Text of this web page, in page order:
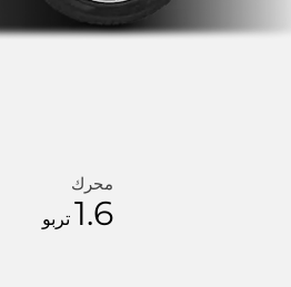
محرك
1.6 تربو